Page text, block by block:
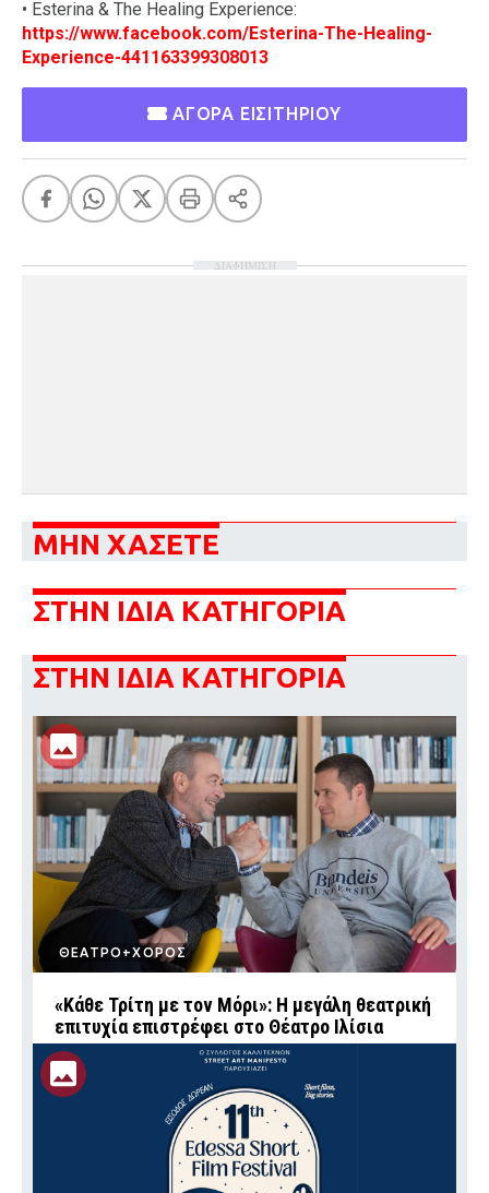
• Esterina & The Healing Experience:
https://www.facebook.com/Esterina-The-Healing-
Experience-441163399308013
ΑΓΟΡΑ ΕΙΣΙΤΗΡΙΟΥ
ΔΙΑΦΗΜΙΣΗ
ΜΗΝ ΧΑΣΕΤΕ
ΣΤΗΝ ΙΔΙΑ ΚΑΤΗΓΟΡΙΑ
ΣΤΗΝ ΙΔΙΑ ΚΑΤΗΓΟΡΙΑ
ΘΕΑΤΡΟ+ΧΟΡΟΣ
«Κάθε Τρίτη με τον Μόρι»: Η μεγάλη θεατρική
επιτυχία επιστρέφει στο Θέατρο Ιλίσια